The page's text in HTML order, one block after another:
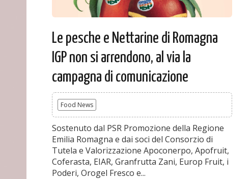
Le pesche e Nettarine di Romagna
IGP non si arrendono, al via la
campagna di comunicazione
Food News
Sostenuto dal PSR Promozione della Regione
Emilia Romagna e dai soci del Consorzio di
Tutela e Valorizzazione Apoconerpo, Apofruit,
Coferasta, EIAR, Granfrutta Zani, Europ Fruit, i
Poderi, Orogel Fresco e...